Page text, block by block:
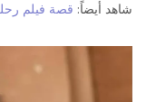
شاهد أيضاً: قصة فيلم رحلة 404 كاملة فيلم منى زكي